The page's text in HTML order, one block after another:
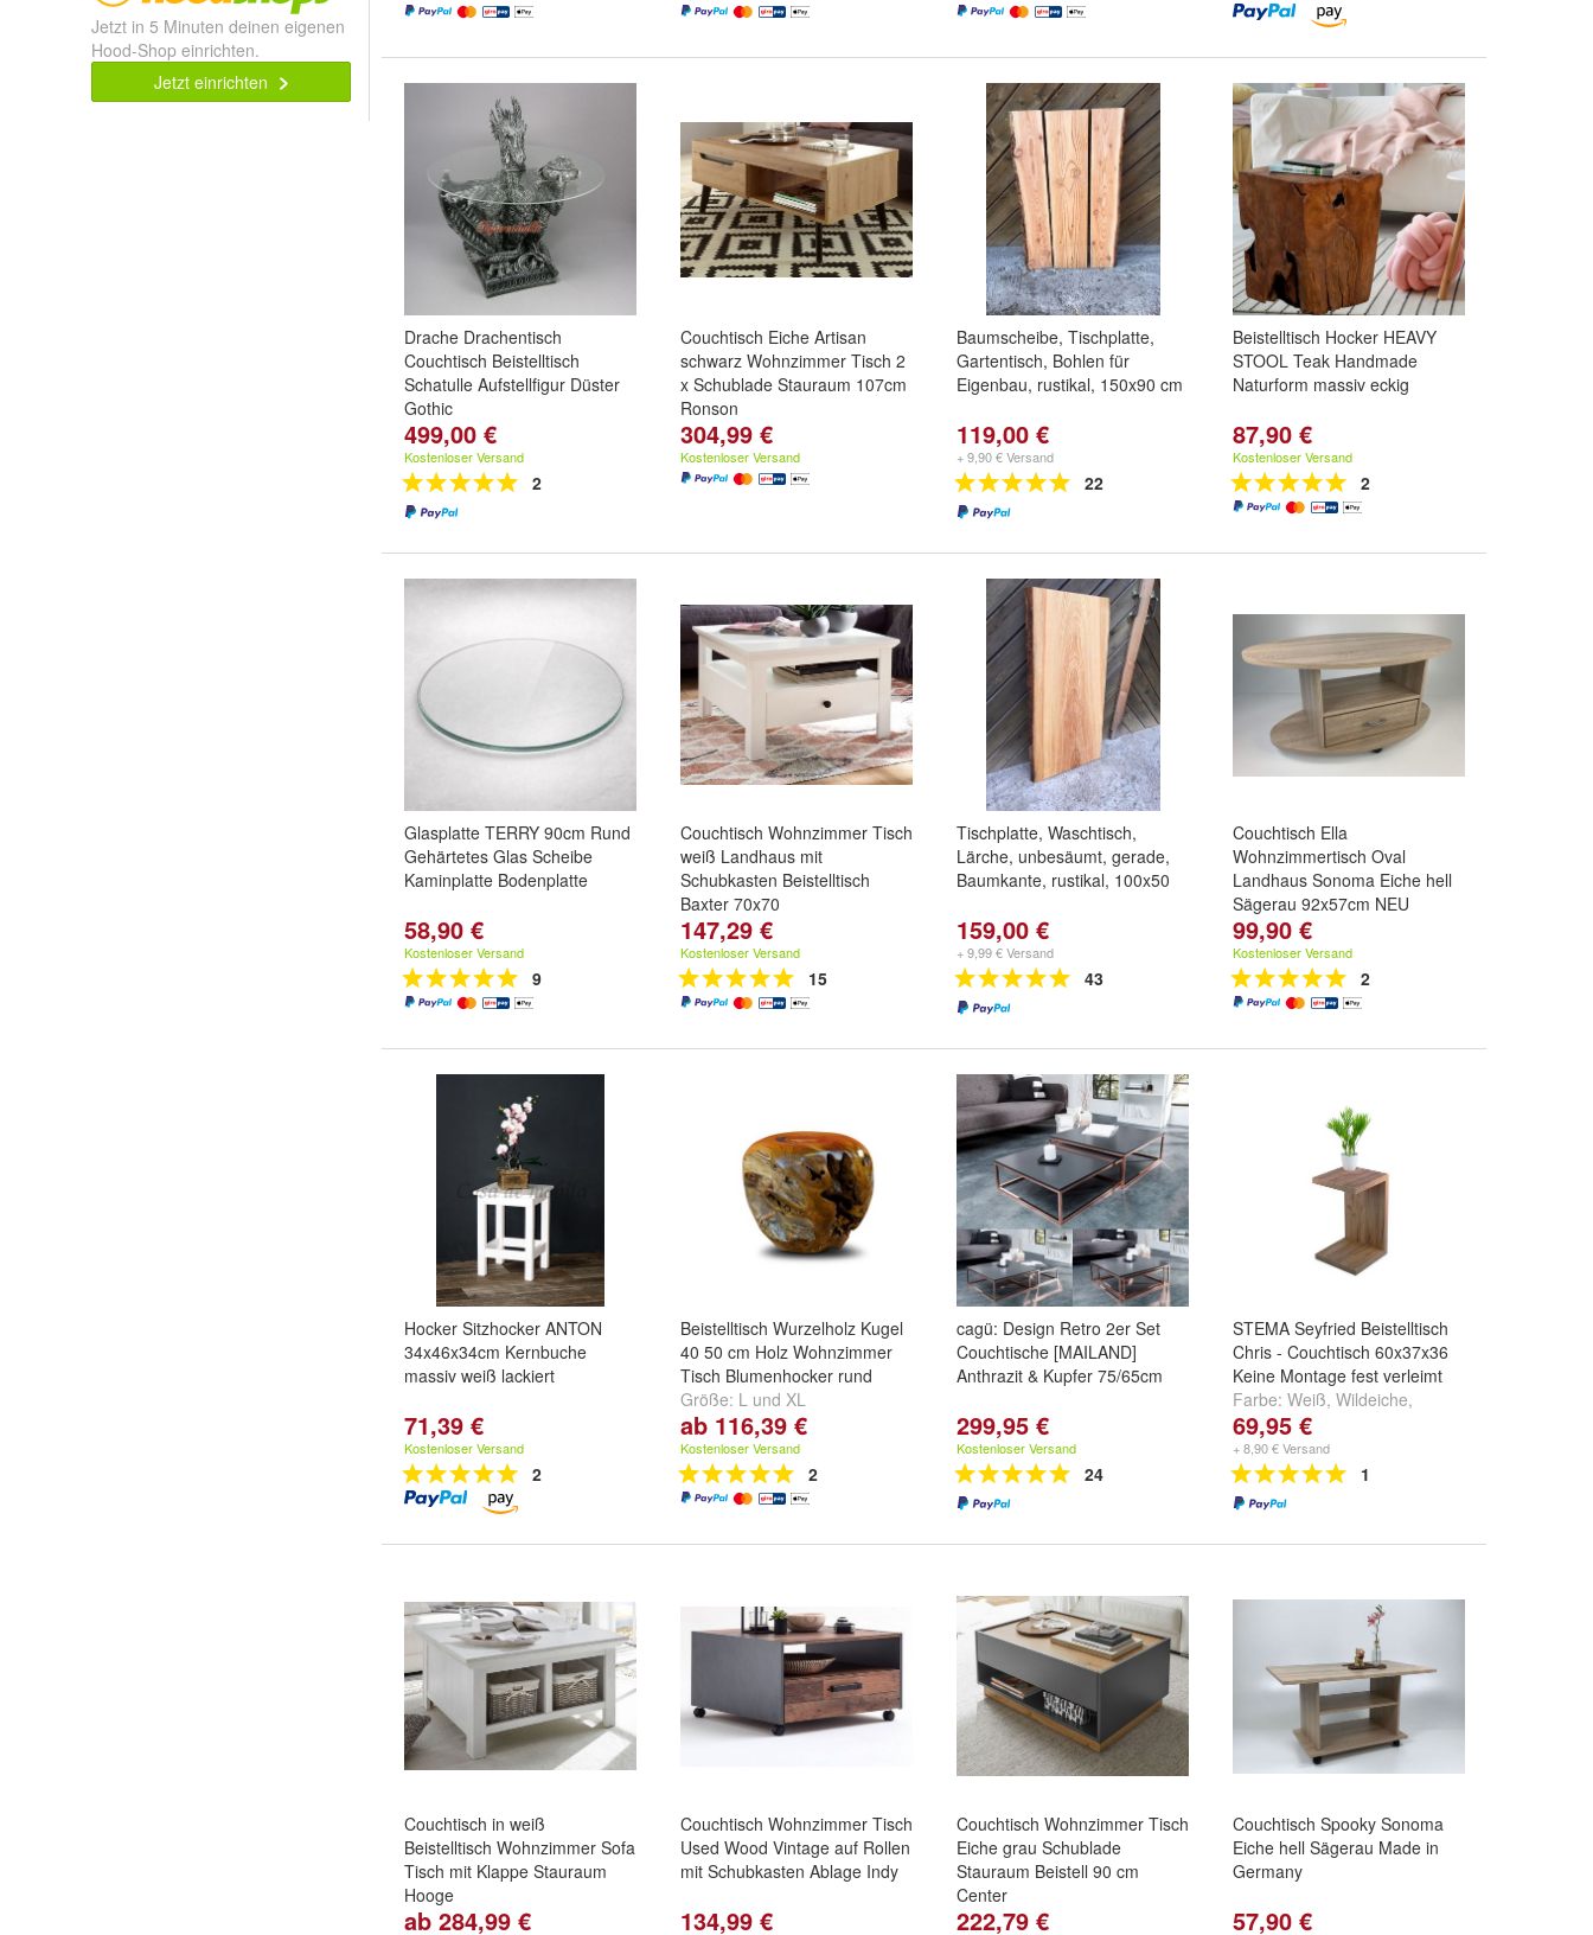
Jetzt in 5 Minuten deinen eigenen
Hood-Shop einrichten.
Jetzt einrichten
Drache Drachentisch
Couchtisch Beistelltisch
Schatulle Aufstellfigur Düster
Gothic
499,00 €
Kostenloser Versand
2
Couchtisch Eiche Artisan
schwarz Wohnzimmer Tisch 2
x Schublade Stauraum 107cm
Ronson
304,99 €
Kostenloser Versand
Baumscheibe, Tischplatte,
Gartentisch, Bohlen für
Eigenbau, rustikal, 150x90 cm
119,00 €
+ 9,90 € Versand
22
Beistelltisch Hocker HEAVY
STOOL Teak Handmade
Naturform massiv eckig
87,90 €
Kostenloser Versand
2
Glasplatte TERRY 90cm Rund
Gehärtetes Glas Scheibe
Kaminplatte Bodenplatte
58,90 €
Kostenloser Versand
9
Couchtisch Wohnzimmer Tisch
weiß Landhaus mit
Schubkasten Beistelltisch
Baxter 70x70
147,29 €
Kostenloser Versand
15
Tischplatte, Waschtisch,
Lärche, unbesäumt, gerade,
Baumkante, rustikal, 100x50
159,00 €
+ 9,99 € Versand
43
Couchtisch Ella
Wohnzimmertisch Oval
Landhaus Sonoma Eiche hell
Sägerau 92x57cm NEU
99,90 €
Kostenloser Versand
2
Hocker Sitzhocker ANTON
34x46x34cm Kernbuche
massiv weiß lackiert
71,39 €
Kostenloser Versand
2
Beistelltisch Wurzelholz Kugel
40 50 cm Holz Wohnzimmer
Tisch Blumenhocker rund
Größe: L und XL
ab 116,39 €
Kostenloser Versand
2
cagü: Design Retro 2er Set
Couchtische [MAILAND]
Anthrazit & Kupfer 75/65cm
299,95 €
Kostenloser Versand
24
STEMA Seyfried Beistelltisch
Chris - Couchtisch 60x37x36
Keine Montage fest verleimt
Farbe: Weiß, Wildeiche,
Lichtgrauund
69,95 €
+ 8,90 € Versand
1
Couchtisch in weiß
Beistelltisch Wohnzimmer Sofa
Tisch mit Klappe Stauraum
Hooge
Flechtkorb:Mit 2x Korb
ab 284,99 €
Couchtisch Wohnzimmer Tisch
Used Wood Vintage auf Rollen
mit Schubkasten Ablage Indy
134,99 €
Couchtisch Wohnzimmer Tisch
Eiche grau Schublade
Stauraum Beistell 90 cm
Center
222,79 €
Couchtisch Spooky Sonoma
Eiche hell Sägerau Made in
Germany
57,90 €